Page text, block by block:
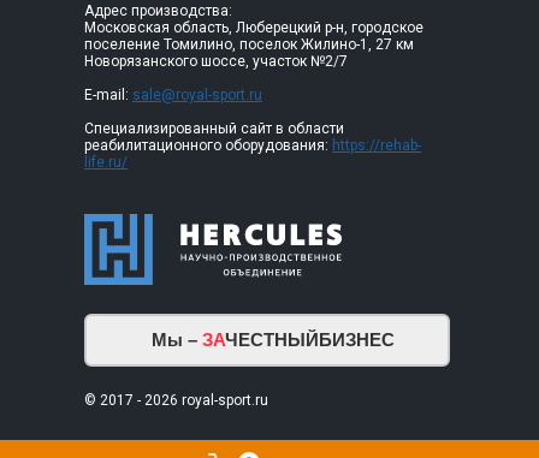
Адрес производства:
Московская область, Люберецкий р-н, городское
поселение Томилино, поселок Жилино-1, 27 км
Новорязанского шоссе, участок №2/7
E-mail: sale@royal-sport.ru
Специализированный сайт в области
реабилитационного оборудования: https://rehab-
life.ru/
Мы – ЗАЧЕСТНЫЙБИЗНЕС
© 2017 - 2026 royal-sport.ru